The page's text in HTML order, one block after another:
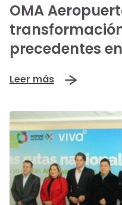
OMA
precedentes
Leer más